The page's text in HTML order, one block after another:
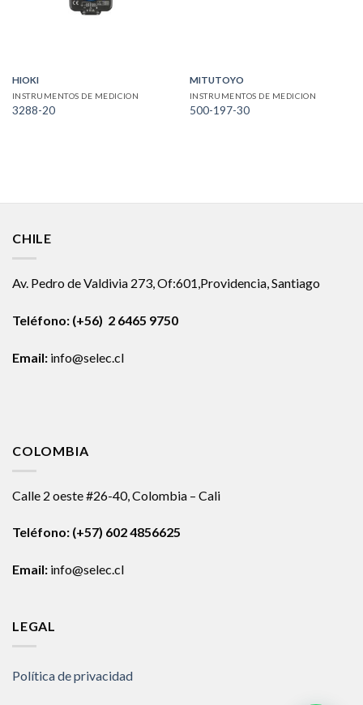
HIOKI
INSTRUMENTOS DE MEDICION
3288-20
MITUTOYO
INSTRUMENTOS DE MEDICION
500-197-30
CHILE
Av. Pedro de Valdivia 273, Of:601,Providencia, Santiago
Teléfono: (+56) 2 6465 9750
Email: info@selec.cl
COLOMBIA
Calle 2 oeste #26-40, Colombia – Cali
Teléfono: (+57) 602 4856625
Email: info@selec.cl
LEGAL
Política de privacidad